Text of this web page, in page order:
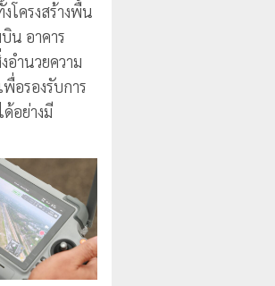
โครงสร้างพื้น
น อาคาร
อำนวยความ
พื่อรองรับการ
อย่างมี